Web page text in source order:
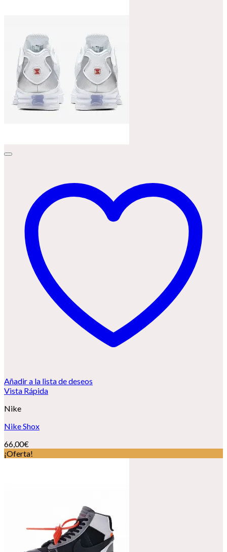
Añadir a la lista de deseos
Vista Rápida
Nike
Nike Shox
66,00€
¡Oferta!